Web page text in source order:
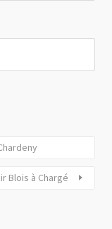
Blois à Chargé